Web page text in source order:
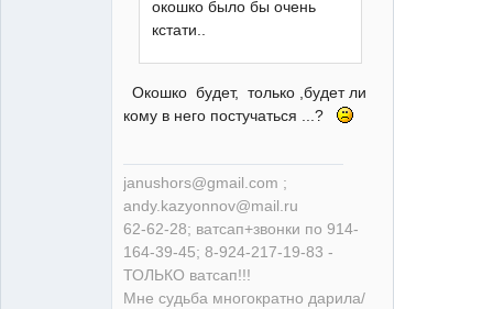
окошко было бы очень
кстати..
Окошко будет, только ,будет ли
кому в него постучаться ...?
janushors@gmail.com ;
andy.kazyonnov@mail.ru
62-62-28; ватсап+звонки по 914-
164-39-45; 8-924-217-19-83 -
ТОЛЬКО ватсап!!!
Мне судьба многократно дарила/